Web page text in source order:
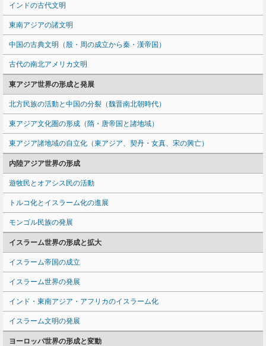
インドの古代文明
東南アジアの諸文明
中国の古典文明（殷・周の成立から秦・漢帝国）
古代の南北アメリカ文明
東アジア世界の形成と発展
北方民族の活動と中国の分裂（魏晋南北朝時代）
東アジア文化圏の形成（隋・唐帝国と諸地域）
東アジア諸地域の自立化（東アジア、契丹・女真、宋の興亡）
内陸アジア世界の形成
遊牧民とオアシス民の活動
トルコ化とイスラーム化の進展
モンゴル民族の発展
イスラーム世界の形成と拡大
イスラーム帝国の成立
イスラーム世界の発展
インド・東南アジア・アフリカのイスラーム化
イスラーム文明の発展
ヨーロッパ世界の形成と変動